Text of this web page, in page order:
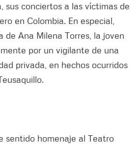
sus conciertos a las víctimas de
en Colombia. En especial,
Ana Milena Torres, la joven
por un vigilante de una
privada, en hechos ocurridos
sentido homenaje al Teatro